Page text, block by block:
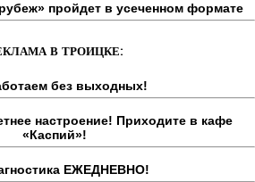
пройдет в усеченном формате
В ТРОИЦКЕ:
без выходных!
настроение! Приходите в кафе
«Каспий»!
ЕЖЕДНЕВНО!